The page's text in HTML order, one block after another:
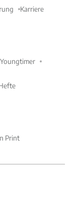
Karriere
Youngtimer
Print